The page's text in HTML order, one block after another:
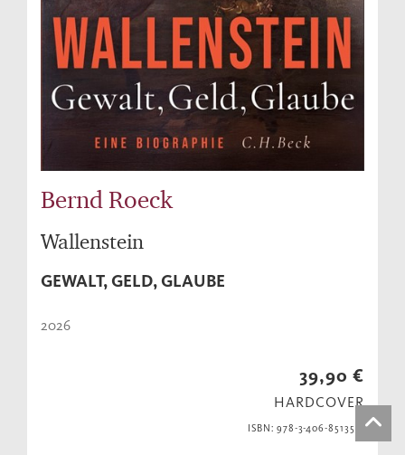
Bernd Roeck
Wallenstein
GEWALT, GELD, GLAUBE
2026
39,90 €
HARDCOVER
ISBN: 978-3-406-85135-3